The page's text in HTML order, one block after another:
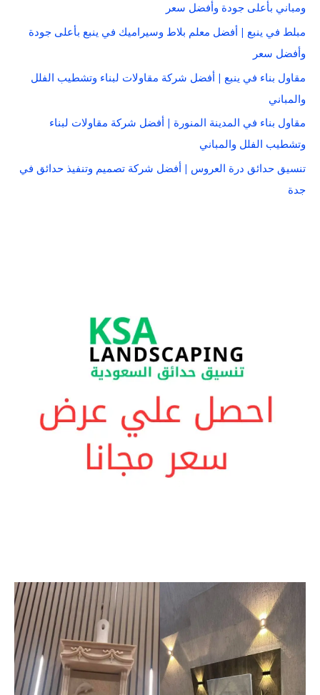
ومباني بأعلى جودة وأفضل سعر
مبلط في ينبع | أفضل معلم بلاط وسيراميك في ينبع بأعلى جودة
وأفضل سعر
مقاول بناء في ينبع | أفضل شركة مقاولات لبناء وتشطيب الفلل
والمباني
مقاول بناء في المدينة المنورة | أفضل شركة مقاولات لبناء
وتشطيب الفلل والمباني
تنسيق حدائق درة العروس | أفضل شركة تصميم وتنفيذ حدائق في
جدة